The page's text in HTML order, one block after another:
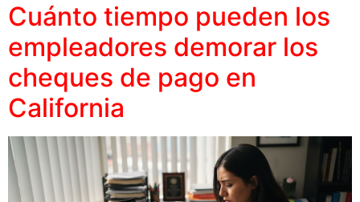
Cuánto tiempo pueden los
empleadores demorar los
cheques de pago en
California